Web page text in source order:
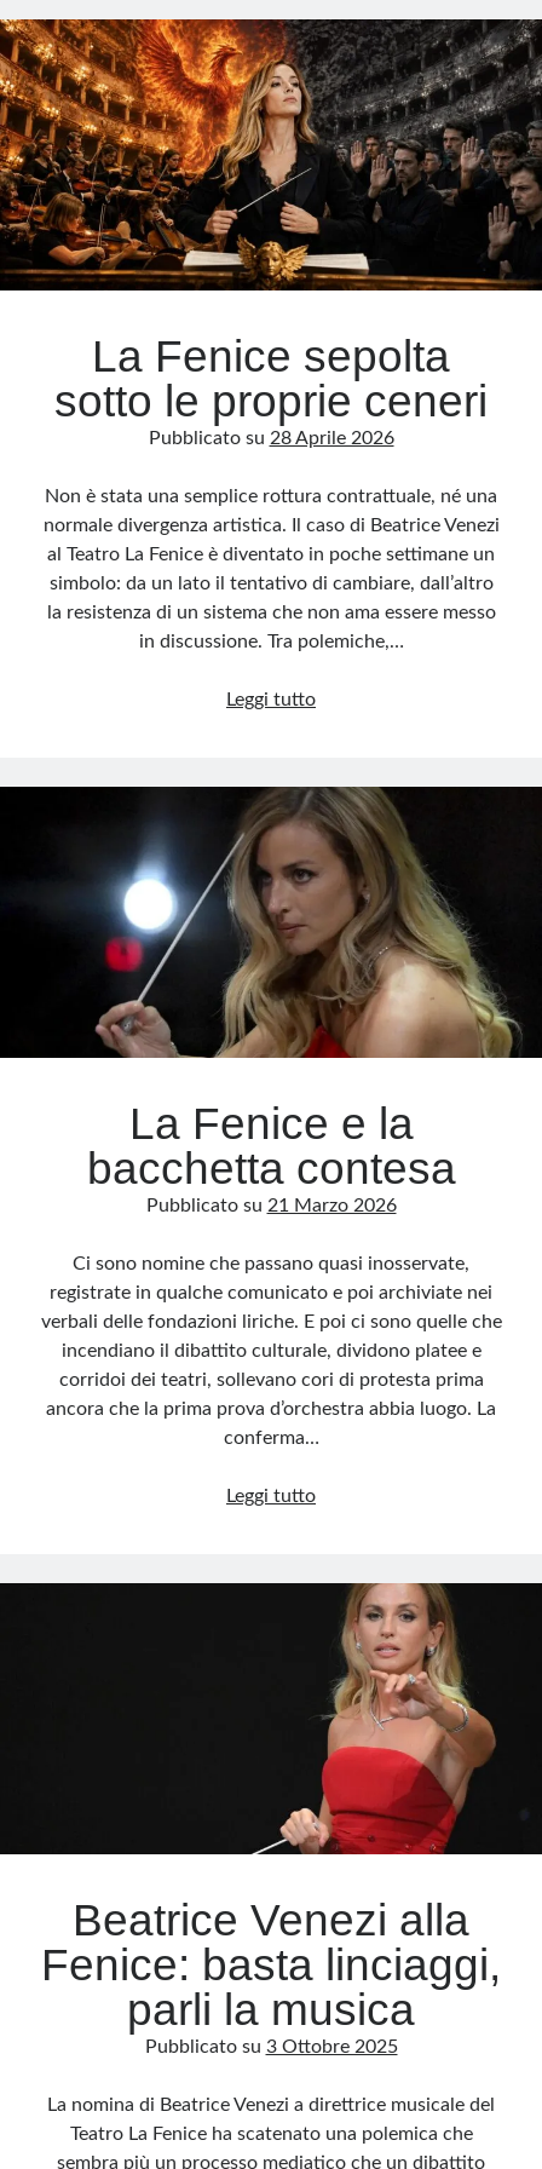
Meta
Accedi
Feed dei contenuti
Feed dei commenti
WordPress.org
al
contrattacco
La Fenice sepolta
sotto le proprie ceneri
Pubblicato su 28 Aprile 2026
Non è stata una semplice rottura contrattuale, né una
normale divergenza artistica. Il caso di Beatrice Venezi
al Teatro La Fenice è diventato in poche settimane un
simbolo: da un lato il tentativo di cambiare, dall’altro
la resistenza di un sistema che non ama essere messo
in discussione. Tra polemiche,…
Leggi tuttoLa
sotto
le
proprie
ceneri
La Fenice e la
bacchetta contesa
Pubblicato su 21 Marzo 2026
Ci sono nomine che passano quasi inosservate,
registrate in qualche comunicato e poi archiviate nei
verbali delle fondazioni liriche. E poi ci sono quelle che
incendiano il dibattito culturale, dividono platee e
corridoi dei teatri, sollevano cori di protesta prima
ancora che la prima prova d’orchestra abbia luogo. La
conferma…
Leggi tuttoLa
la
bacchetta
contesa
Beatrice Venezi alla
Fenice: basta linciaggi,
parli la musica
Pubblicato su 3 Ottobre 2025
La nomina di Beatrice Venezi a direttrice musicale del
Teatro La Fenice ha scatenato una polemica che
sembra più un processo mediatico che un dibattito